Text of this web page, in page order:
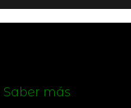
Saber más